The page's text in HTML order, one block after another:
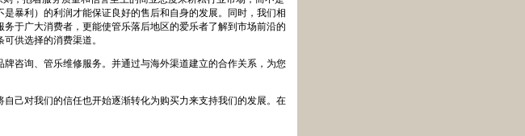
暴利）的利润才能保证良好的售后和自身的发展。同时，我们相
于广大消费者，更能使管乐落后地区的爱乐者了解到市场前沿的
供选择的消费渠道。
询、管乐维修服务。并通过与海外渠道建立的合作关系，为您
对我们的信任也开始逐渐转化为购买力来支持我们的发展。在